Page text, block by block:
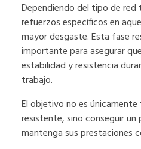
Dependiendo del tipo de red
refuerzos específicos en
mayor desgaste. Esta fase
importante para asegurar
estabilidad y resistencia
trabajo.
El objetivo no es
resistente, sino conseguir
mantenga sus prestaciones